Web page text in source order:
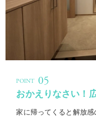
おかえりなさい！
家に帰ってくると解放感